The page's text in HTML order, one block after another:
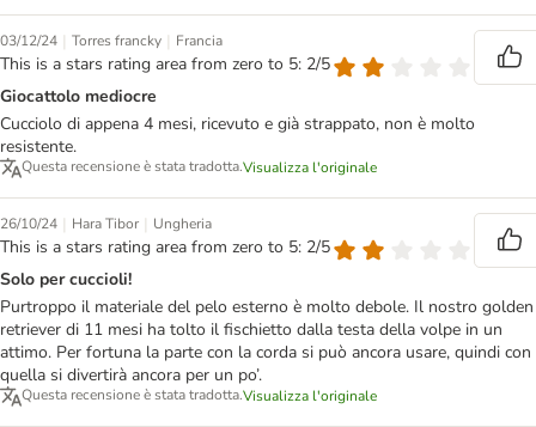
03/12/24 | Torres francky | Francia
This is a stars rating area from zero to 5: 2/5
Giocattolo mediocre
Cucciolo di appena 4 mesi, ricevuto e già strappato, non è molto
resistente.
Questa recensione è stata tradotta.Visualizza l'originale
26/10/24 | Hara Tibor | Ungheria
This is a stars rating area from zero to 5: 2/5
Solo per cuccioli!
Purtroppo il materiale del pelo esterno è molto debole. Il nostro golden
retriever di 11 mesi ha tolto il fischietto dalla testa della volpe in un
attimo. Per fortuna la parte con la corda si può ancora usare, quindi con
quella si divertirà ancora per un po’.
Questa recensione è stata tradotta.Visualizza l'originale